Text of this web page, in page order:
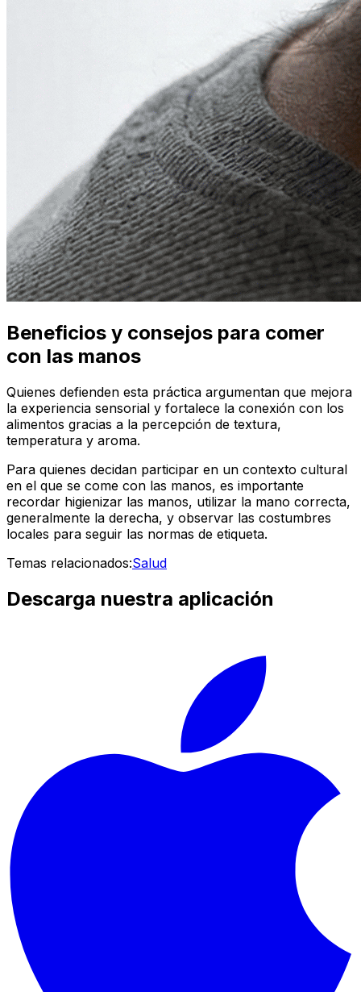
Beneficios y consejos para comer
con las manos
Quienes defienden esta práctica argumentan que mejora
la experiencia sensorial y fortalece la conexión con los
alimentos gracias a la percepción de textura,
temperatura y aroma.
Para quienes decidan participar en un contexto cultural
en el que se come con las manos, es importante
recordar higienizar las manos, utilizar la mano correcta,
generalmente la derecha, y observar las costumbres
locales para seguir las normas de etiqueta.
Temas relacionados:Salud
Descarga nuestra aplicación